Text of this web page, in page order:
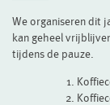
We organiseren dit
kan geheel
tijdens de pauze.